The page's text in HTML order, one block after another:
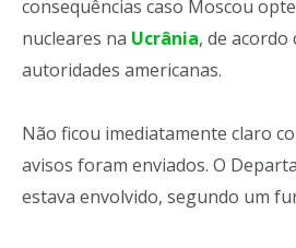
consequências caso Moscou
nucleares na Ucrânia, de acordo
autoridades americanas.
Não ficou imediatamente claro
avisos foram enviados. O
estava envolvido, segundo um